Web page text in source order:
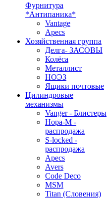
Фурнитура
*Антипаника*
Vantage
Apecs
Хозяйственная группа
Делга- ЗАСОВЫ
Колёса
Металлист
НОЭЗ
Ящики почтовые
Цилиндровые
механизмы
Vanger - Блистеры
Нора-М -
распродажа
S-locked -
распродажа
Apecs
Avers
Code Deco
MSM
Titan (Словения)